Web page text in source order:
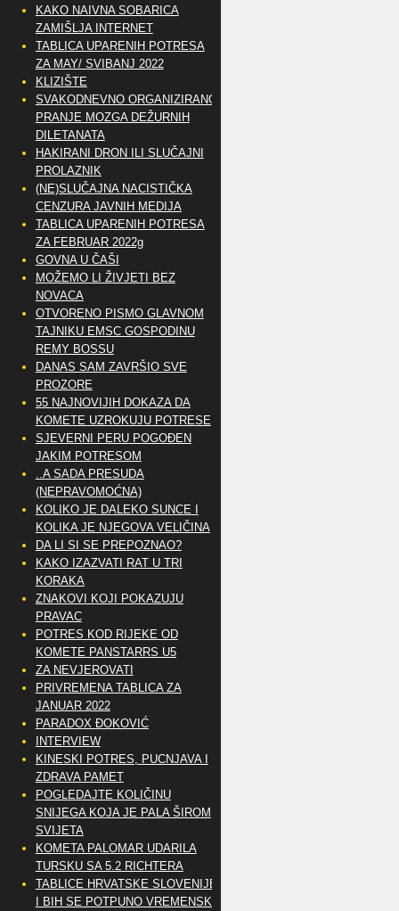
KAKO NAIVNA SOBARICA
ZAMIŠLJA INTERNET
TABLICA UPARENIH POTRESA
ZA MAY/ SVIBANJ 2022
KLIZIŠTE
SVAKODNEVNO ORGANIZIRANO
PRANJE MOZGA DEŽURNIH
DILETANATA
HAKIRANI DRON ILI SLUČAJNI
PROLAZNIK
(NE)SLUČAJNA NACISTIČKA
CENZURA JAVNIH MEDIJA
TABLICA UPARENIH POTRESA
ZA FEBRUAR 2022g
GOVNA U ČAŠI
MOŽEMO LI ŽIVJETI BEZ
NOVACA
OTVORENO PISMO GLAVNOM
TAJNIKU EMSC GOSPODINU
REMY BOSSU
DANAS SAM ZAVRŠIO SVE
PROZORE
55 NAJNOVIJIH DOKAZA DA
KOMETE UZROKUJU POTRESE
SJEVERNI PERU POGOĐEN
JAKIM POTRESOM
..A SADA PRESUDA
(NEPRAVOMOĆNA)
KOLIKO JE DALEKO SUNCE I
KOLIKA JE NJEGOVA VELIČINA
DA LI SI SE PREPOZNAO?
KAKO IZAZVATI RAT U TRI
KORAKA
ZNAKOVI KOJI POKAZUJU
PRAVAC
POTRES KOD RIJEKE OD
KOMETE PANSTARRS U5
ZA NEVJEROVATI
PRIVREMENA TABLICA ZA
JANUAR 2022
PARADOX ĐOKOVIĆ
INTERVIEW
KINESKI POTRES, PUCNJAVA I
ZDRAVA PAMET
POGLEDAJTE KOLIČINU
SNIJEGA KOJA JE PALA ŠIROM
SVIJETA
KOMETA PALOMAR UDARILA
TURSKU SA 5.2 RICHTERA
TABLICE HRVATSKE SLOVENIJE
I BIH SE POTPUNO VREMENSKI